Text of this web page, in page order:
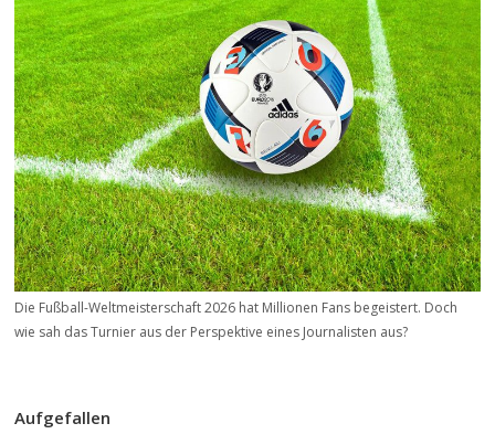
Die Fußball-Weltmeisterschaft 2026 hat Millionen Fans begeistert. Doch
wie sah das Turnier aus der Perspektive eines Journalisten aus?
Aufgefallen